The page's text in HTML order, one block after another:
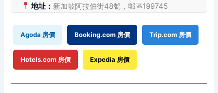
地址： 新加坡阿拉伯街48號，郵區199745
Agoda 房價 Booking.com 房價 Trip.com 房價
Hotels.com 房價 Expedia 房價